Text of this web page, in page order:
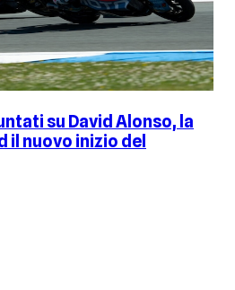
su David Alonso, la
il nuovo inizio del